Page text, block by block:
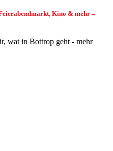
Kino & mehr –
wat in Bottrop geht - mehr